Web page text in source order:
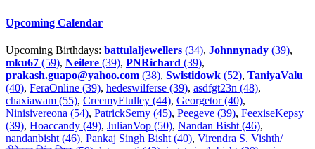
Upcoming Calendar
Upcoming Birthdays: battulaljewellers (34), Johnnynady (39),
mku67 (59), Neilere (39), PNRichard (39),
prakash.guapo@yahoo.com (38), Swistidowk (52), TaniyaValu
(40), FeraOnline (39), hedeswilferse (39), asdfgt23n (48),
chaxiawam (55), CreemyElulley (44), Georgetor (40),
Ninisivereona (54), PatrickSemy (45), Peegeve (39), FeexiseKepsy
(39), Hoaccandy (49), JulianVop (50), Nandan Bisht (46),
nandanbisht (46), Pankaj Singh Bisht (40), Virendra S. Vishth/